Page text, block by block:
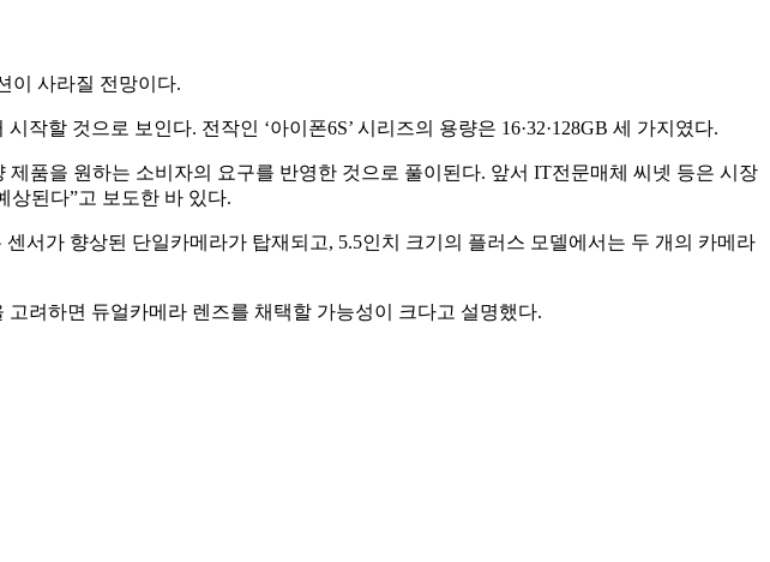
이 사라질 전망이다.
작할 것으로 보인다. 전작인 ‘아이폰6S’ 시리즈의 용량은 16·32·128GB 세 가지였다.
품을 원하는 소비자의 요구를 반영한 것으로 풀이된다. 앞서 IT전문매체 씨넷 등은 시장
상된다”고 보도한 바 있다.
서가 향상된 단일카메라가 탑재되고, 5.5인치 크기의 플러스 모델에서는 두 개의 카메라
고려하면 듀얼카메라 렌즈를 채택할 가능성이 크다고 설명했다.